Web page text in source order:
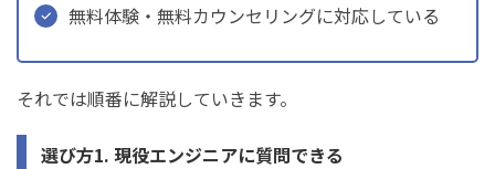
無料体験・無料カウンセリングに対応している
それでは順番に解説していきます。
選び方1. 現役エンジニアに質問できる